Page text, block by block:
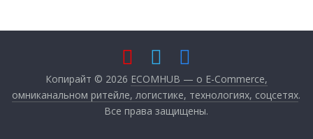
Копирайт © 2026 ECOMHUB — о E-Commerce,
омниканальном ритейле, логистике, технологиях, соцсетях.
Все права защищены.